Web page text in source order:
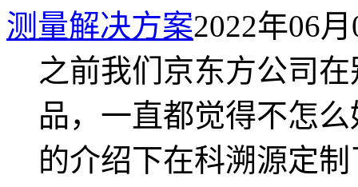
测量解决方案2022年06
之前我们京东方公司
品，一直都觉得不怎
的介绍下在科溯源定